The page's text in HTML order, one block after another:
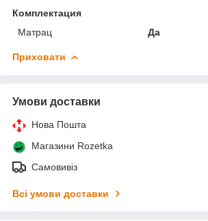
Комплектация
Матрац
Да
Приховати
Умови доставки
Нова Пошта
Магазини Rozetka
Самовивіз
Всі умови доставки